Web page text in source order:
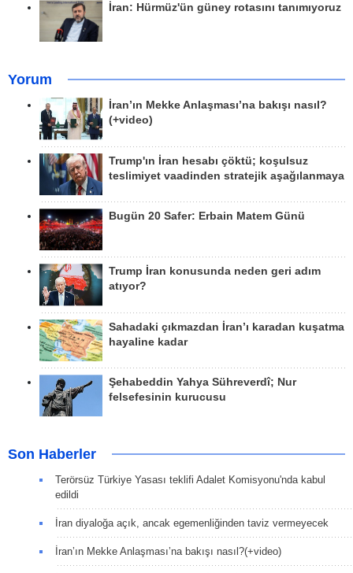
İran: Hürmüz'ün güney rotasını tanımıyoruz
Yorum
İran’ın Mekke Anlaşması’na bakışı nasıl?
(+video)
Trump'ın İran hesabı çöktü; koşulsuz
teslimiyet vaadinden stratejik aşağılanmaya
Bugün 20 Safer: Erbain Matem Günü
Trump İran konusunda neden geri adım
atıyor?
Sahadaki çıkmazdan İran’ı karadan kuşatma
hayaline kadar
Şehabeddin Yahya Sühreverdî; Nur
felsefesinin kurucusu
Son Haberler
Terörsüz Türkiye Yasası teklifi Adalet Komisyonu'nda kabul
edildi
İran diyaloğa açık, ancak egemenliğinden taviz vermeyecek
İran’ın Mekke Anlaşması’na bakışı nasıl?(+video)